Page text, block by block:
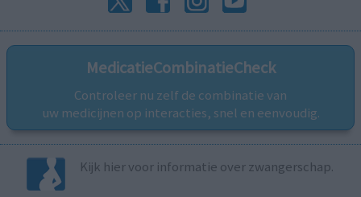
MedicatieCombinatieCheck
Controleer nu zelf de combinatie van
uw medicijnen op interacties, snel en eenvoudig.
Kijk hier voor informatie over zwangerschap.